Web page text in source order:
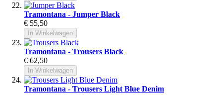
Tramontana - Jumper Black
€ 55,50
In Winkelwagen
Tramontana - Trousers Black
€ 62,50
In Winkelwagen
Tramontana - Trousers Light Blue Denim